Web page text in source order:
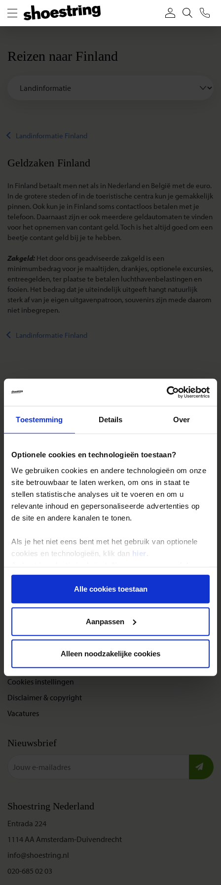
Toestemming Details Over
Optionele cookies en technologieën toestaan?
We gebruiken cookies en andere technologieën om onze
site betrouwbaar te laten werken, om ons in staat te
stellen statistische analyses uit te voeren en om u
relevante inhoud en gepersonaliseerde advertenties op
de site en andere kanalen te tonen.
Als je het niet eens bent met het gebruik van optionele
cookies en technologieën, klik dan hier
onder aan de pagina op elk gewenst moment voor de
toekomst wijzigen.Alle cookies toestaan
Aanpassen
Alleen noodzakelijke cookies
Reizen naar Finland
Landinformatie Finland
Geldzaken Finland
In Finland betaalt men net als in Nederland en België met de euro.
In de grotere steden of in de toeristische centra kun je gemakkelijk
pinnen. Ook kun je in Finland soms contactloos betalen met je
telefoon. Daarnaast zijn er ook meerdere geldautomaten te vinden
voor het opnemen van contant geld. Toch is het altijd goed om een
beetje contant geld bij je te hebben.
Zakgeld: Het door ons geadviseerde zakgeld is een
minimumbedrag voor je maaltijden, drankjes, optionele excursies,
entreegelden, ter plaatse te betalen luchthavenbelastingen en
fooien. Het bedrag dat je uiteindelijk uitgeeft hangt natuurlijk
sterk af van je eigen uitgavenpatroon, souvenirs zijn mede daarom
niet inbegrepen.
Landinformatie Finland
Reizen met Shoestring
De belangrijkste info op een rij
Bestemmingen
Reis- en annuleringsvoorwaarden
Veelgestelde vragen
Inloggen op mijn.Shoestring
Reisthema's
Groepsreizen
Single reizen
Gegarandeerde reizen
Nieuwe reizen
Over Shoestring
Bel, mail of chat met ons
Privacybeleid
Cookies instellingen
Disclaimer & copyright
Vacatures
Nieuwsbrief
Shoestring Nederland
Entrada 224
1114 AA Amsterdam-Duivendrecht
info@shoestring.nl
020-685 02 03